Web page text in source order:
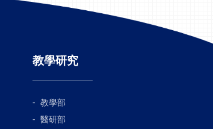
教學研究
教學部
醫研部